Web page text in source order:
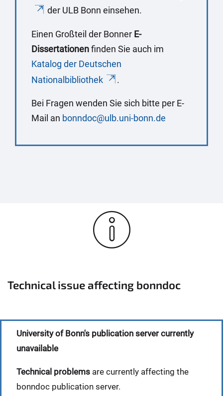
der ULB Bonn einsehen.
Einen Großteil der Bonner E-
Dissertationenfinden Sie auch im
Katalog der Deutschen
Nationalbibliothek
.
Bei Fragen wenden Sie sich bitte per E-
Mail an bonndoc@ulb.uni-bonn.de
Technical issue affecting bonndoc
University of Bonn's publication server currently
unavailable
Technical problems are currently affecting the
bonndoc publication server.